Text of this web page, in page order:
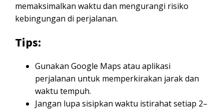
memaksimalkan waktu dan mengurangi risiko
kebingungan di perjalanan.
Tips:
Gunakan Google Maps atau aplikasi
perjalanan untuk memperkirakan jarak dan
waktu tempuh.
Jangan lupa sisipkan waktu istirahat setiap 2–